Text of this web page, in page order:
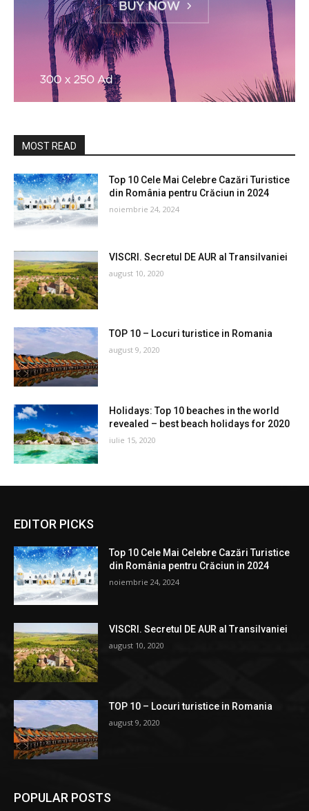
MOST READ
Top 10 Cele Mai Celebre Cazări Turistice
din România pentru Crăciun in 2024
noiembrie 24, 2024
VISCRI. Secretul DE AUR al Transilvaniei
august 10, 2020
TOP 10 – Locuri turistice in Romania
august 9, 2020
Holidays: Top 10 beaches in the world
revealed – best beach holidays for 2020
iulie 15, 2020
EDITOR PICKS
Top 10 Cele Mai Celebre Cazări Turistice
din România pentru Crăciun in 2024
noiembrie 24, 2024
VISCRI. Secretul DE AUR al Transilvaniei
august 10, 2020
TOP 10 – Locuri turistice in Romania
august 9, 2020
POPULAR POSTS